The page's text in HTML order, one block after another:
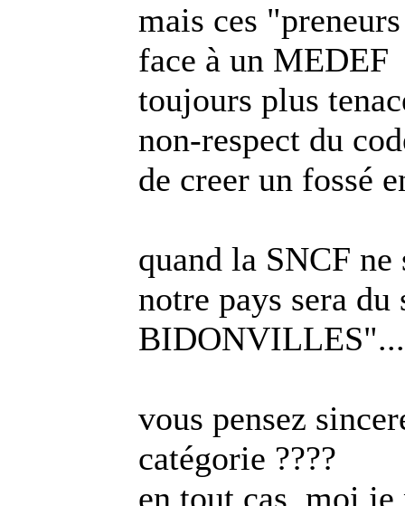
mais ces
face à un MEDEF
toujours plus
non-respect du
de creer un fossé
quand la SNCF ne
notre pays sera
BIDONVILLES"...
vous pensez
catégorie ????
en tout cas, moi je